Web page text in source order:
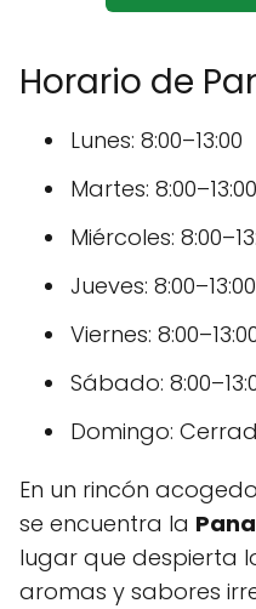
Horario de
Lunes: 8:00–13:00
Martes: 8:00–13:00
Miércoles:
Jueves: 8:00–13:00
Viernes:
Sábado:
Domingo:
En un rincón
se encuentra la
lugar que despierta
aromas y sabores